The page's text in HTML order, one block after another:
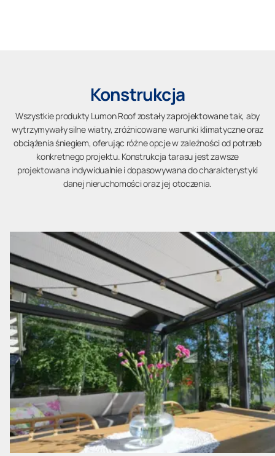
Konstrukcja
Wszystkie produkty Lumon Roof zostały zaprojektowane tak, aby
wytrzymywały silne wiatry, zróżnicowane warunki klimatyczne oraz
obciążenia śniegiem, oferując różne opcje w zależności od potrzeb
konkretnego projektu. Konstrukcja tarasu jest zawsze
projektowana indywidualnie i dopasowywana do charakterystyki
danej nieruchomości oraz jej otoczenia.